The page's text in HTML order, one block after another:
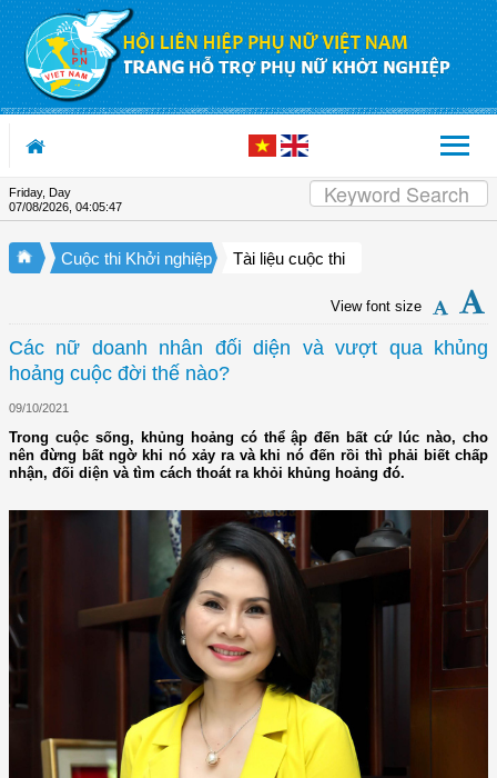
Skip to Content
Friday, Day
07/08/2026 04:05:48
Cuộc thi Khởi nghiệp Tài liệu cuộc thi
View font size
Các nữ doanh nhân đối diện và vượt qua khủng
hoảng cuộc đời thế nào?
09/10/2021
Trong cuộc sống, khủng hoảng có thể ập đến bất cứ lúc nào, cho
nên đừng bất ngờ khi nó xảy ra và khi nó đến rồi thì phải biết chấp
nhận, đối diện và tìm cách thoát ra khỏi khủng hoảng đó.